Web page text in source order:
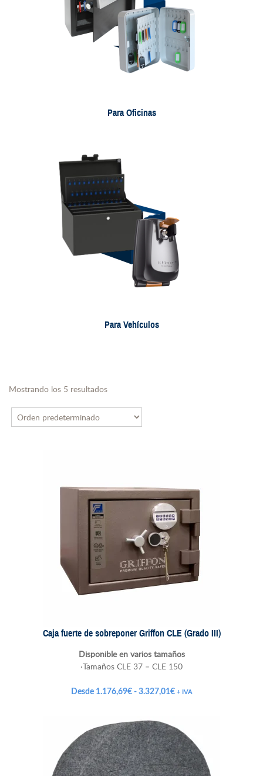
Para Oficinas
Para Vehículos
Mostrando los 5 resultados
Caja fuerte de sobreponer Griffon CLE (Grado III)
Disponible en varios tamaños
·Tamaños CLE 37 – CLE 150
Desde 1.176,69€-3.327,01€Rango
desde
1.176,69€
hasta
3.327,01€
+ IVA